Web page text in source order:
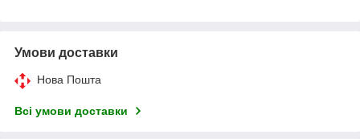
Умови доставки
Нова Пошта
Всі умови доставки